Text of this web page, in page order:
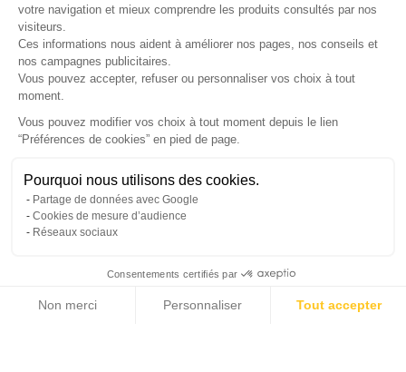
votre navigation et mieux comprendre les produits consultés par nos
visiteurs.
Ces informations nous aident à améliorer nos pages, nos conseils et
nos campagnes publicitaires.
Vous pouvez accepter, refuser ou personnaliser vos choix à tout
moment.
Vous pouvez modifier vos choix à tout moment depuis le lien
“Préférences de cookies” en pied de page.
Pourquoi nous utilisons des cookies.
Partage de données avec Google
Cookies de mesure d’audience
Réseaux sociaux
Consentements certifiés par
Non merci Personnaliser Tout accepter
Gérer mes cookies
Une question ? Nous sommes là pour vous accompagner
Non, merci
Nos conseillers vous rappellent duLundi au Vendredide8h30 à
17h30.
Nom* Prénom*
Téléphone
Créneau
Annuler Envoyer